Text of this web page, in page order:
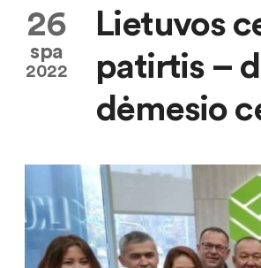
26
spa
2022
Lietuvos
patirtis –
dėmesio